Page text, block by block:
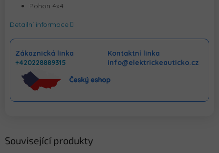
Pohon 4x4
Detailní informace
Zákaznická linka
+420228889315
Kontaktní linka
info@elektrickeauticko.cz
Související produkty